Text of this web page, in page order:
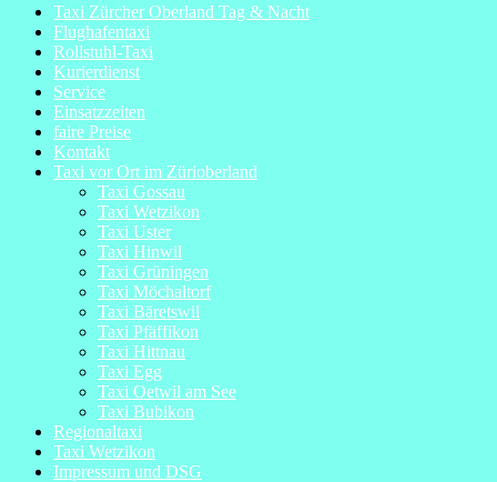
Taxi Zürcher Oberland Tag & Nacht
Flughafentaxi
Rollstuhl-Taxi
Kurierdienst
Service
Einsatzzeiten
faire Preise
Kontakt
Taxi vor Ort im Zürioberland
Taxi Gossau
Taxi Wetzikon
Taxi Uster
Taxi Hinwil
Taxi Grüningen
Taxi Möchaltorf
Taxi Bäretswil
Taxi Pfäffikon
Taxi Hittnau
Taxi Egg
Taxi Oetwil am See
Taxi Bubikon
Regionaltaxi
Taxi Wetzikon
Impressum und DSG